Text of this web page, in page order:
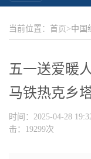
当前位置：首页>中国
五一送爱暖
马铁热克乡
时间：2025-04-28
击：19299次